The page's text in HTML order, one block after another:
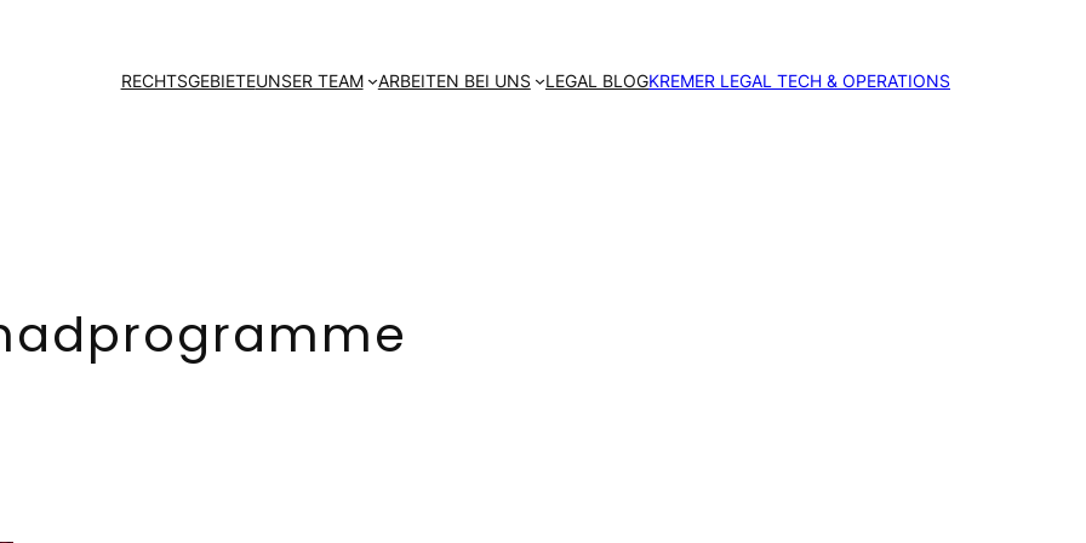
RECHTSGEBIETEUNSER TEAM ARBEITEN BEI UNS LEGAL BLOGKREMER LEGAL TECH & OPERATIONS